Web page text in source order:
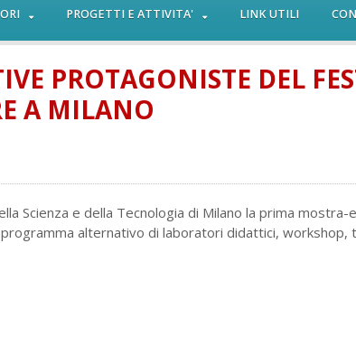
PROGETTI E ATTIVITA' LINK UTILI
PROTAGONISTE DEL
A MILANO
Scienza e della Tecnologia di Milano la prima
alternativo di laboratori didattici, workshop,